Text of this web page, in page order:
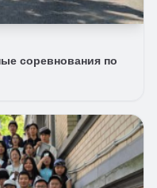
соревнования по